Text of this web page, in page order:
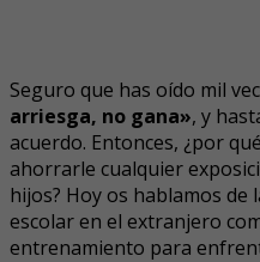
Seguro que has oído mil
arriesga, no gana», y
acuerdo. Entonces, ¿por
ahorrarle cualquier
hijos? Hoy os hablamos de
escolar en el extranjero
entrenamiento para